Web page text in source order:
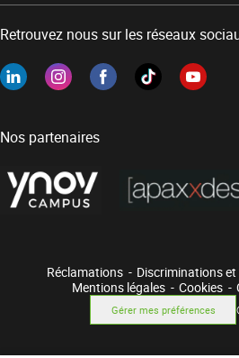
Retrouvez nous sur les réseaux
Nos partenaires
Réclamations
Discriminations et
Mentions légales
Cookies
Gérer mes préférences